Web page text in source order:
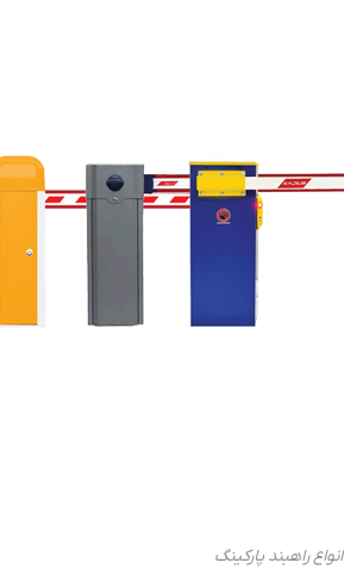
انواع راهبند پارکینگ